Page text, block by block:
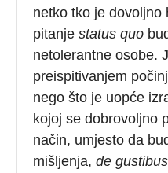
netko tko je dovoljno
pitanjestatus quo
netolerantne osobe.
preispitivanjem
nego što je uopće
kojoj se dobrovoljno
način, umjesto da
mišljenja,de gustibus